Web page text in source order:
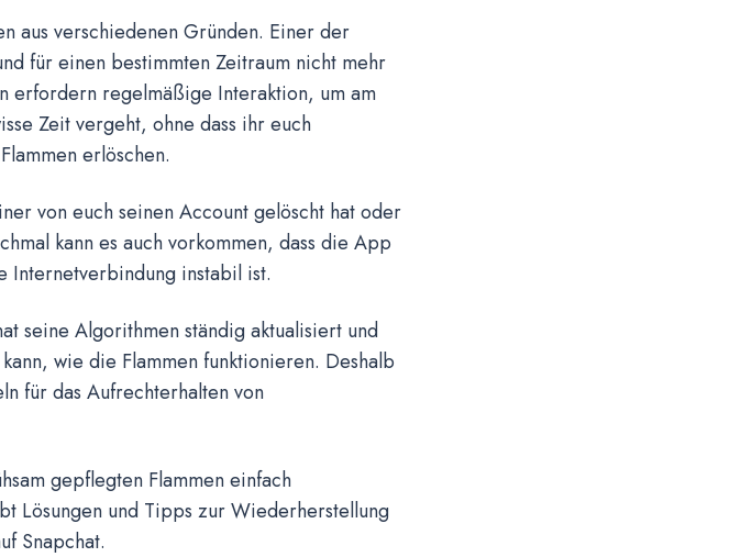
aus verschiedenen Gründen. Einer der
für einen bestimmten Zeitraum nicht mehr
erfordern regelmäßige Interaktion, um am
Zeit vergeht, ohne dass ihr euch
erlöschen.
von euch seinen Account gelöscht hat oder
kann es auch vorkommen, dass die App
Internetverbindung instabil ist.
seine Algorithmen ständig aktualisiert und
wie die Flammen funktionieren. Deshalb
für das Aufrechterhalten von
gepflegten Flammen einfach
Lösungen und Tipps zur Wiederherstellung
Snapchat.